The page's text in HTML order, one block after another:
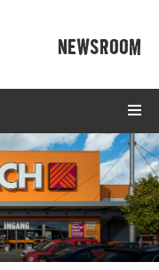
NEWSROOM